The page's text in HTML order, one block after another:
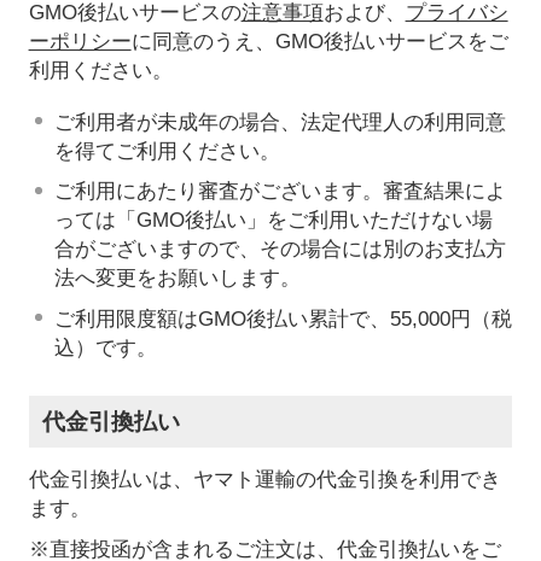
GMO後払いサービスの注意事項および、 プライバシ
ーポリシーに同意のうえ、GMO後払いサービスをご
利用ください。
ご利用者が未成年の場合、法定代理人の利用同意
を得てご利用ください。
ご利用にあたり審査がございます。審査結果によ
っては「GMO後払い」をご利用いただけない場
合がございますので、その場合には別のお支払方
法へ変更をお願いします。
ご利用限度額はGMO後払い累計で、55,000円（税
込）です。
代金引換払い
代金引換払いは、ヤマト運輸の代金引換を利用でき
ます。
※直接投函が含まれるご注文は、代金引換払いをご